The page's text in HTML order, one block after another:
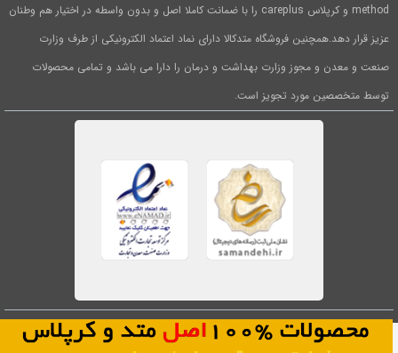
0
method و کرپلاس careplus را با ضمانت کاملا اصل و بدون واسطه در اختیار هم وطنان
عزیز قرار دهد.همچنین فروشگاه متدکالا دارای نماد اعتماد الکترونیکی از طرف وزارت
صنعت و معدن و مجوز وزارت بهداشت و درمان را دارا می باشد و تمامی محصولات
توسط متخصصین مورد تجویز است.